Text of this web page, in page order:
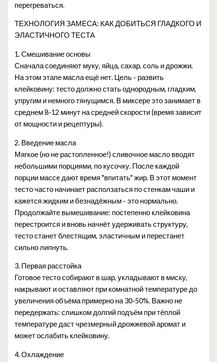
перегреваться.
ТЕХНОЛОГИЯ ЗАМЕСА: КАК ДОБИТЬСЯ ГЛАДКОГО И
ЭЛАСТИЧНОГО ТЕСТА
1. Смешивание основы
Сначала соединяют муку, яйца, сахар, соль и дрожжи.
На этом этапе масла ещё нет. Цель - развить
клейковину: тесто должно стать однородным, гладким,
упругим и немного тянущимся. В миксере это занимает в
среднем 8-12 минут на средней скорости (время зависит
от мощности и рецептуры).
2. Введение масла
Мягкое (но не растопленное!) сливочное масло вводят
небольшими порциями, по кусочку. После каждой
порции массe дают время "впитать" жир. В этот момент
тесто часто начинает расползаться по стенкам чаши и
кажется жидким и безнадёжным - это нормально.
Продолжайте вымешивание: постепенно клейковина
перестроится и вновь начнёт удерживать структуру,
тесто станет блестящим, эластичным и перестанет
сильно липнуть.
3. Первая расстойка
Готовое тесто собирают в шар, укладывают в миску,
накрывают и оставляют при комнатной температуре до
увеличения объёма примерно на 30-50%. Важно не
передержать: слишком долгий подъём при тёплой
температуре даст чрезмерный дрожжевой аромат и
может ослабить клейковину.
4. Охлаждение